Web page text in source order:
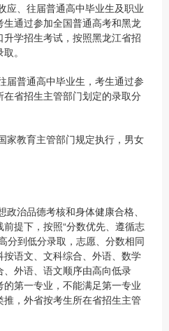
应、往届普通高中毕业生及职业
通过参加全国普通高考和黑龙
学招生考试，按照黑龙江省招
。
届普通高中毕业生，考生通过参
省招生主管部门划定的录取分
家教育主管部门规定执行，男女
治品德考核和身体健康合格、
提下，按照“分数优先、遵循志
分到低分录取，志愿、分数相同
语文、文科综合、外语、数学
外语、语文顺序由高向低录
第一专业，不能满足第一专业
，外省按考生所在省招生主管